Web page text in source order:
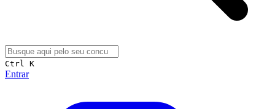
Ctrl K
Entrar